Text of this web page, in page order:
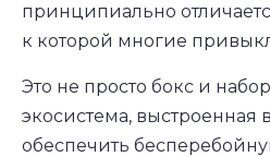
принципиально
к которой многие
Это не просто бокс и
экосистема, выстроенная
обеспечить